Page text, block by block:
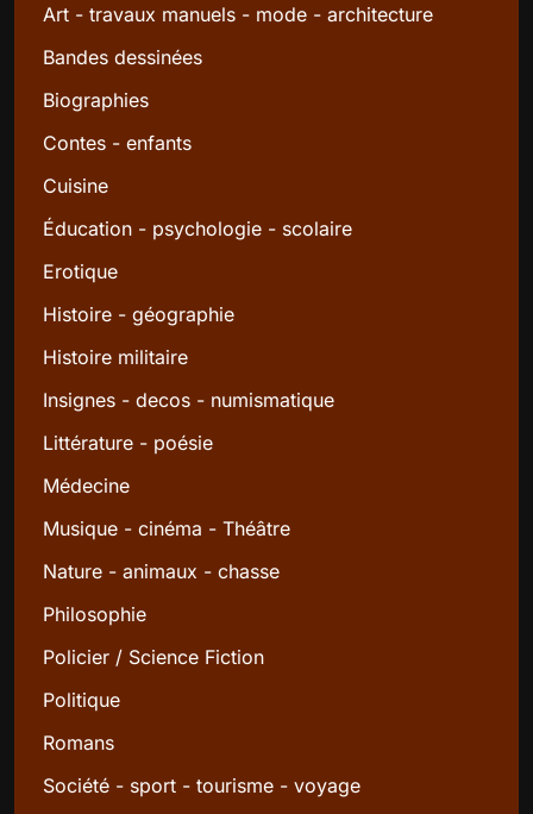
Art - travaux manuels - mode - architecture
Bandes dessinées
Biographies
Contes - enfants
Cuisine
Éducation - psychologie - scolaire
Erotique
Histoire - géographie
Histoire militaire
Insignes - decos - numismatique
Littérature - poésie
Médecine
Musique - cinéma - Théâtre
Nature - animaux - chasse
Philosophie
Policier / Science Fiction
Politique
Romans
Société - sport - tourisme - voyage